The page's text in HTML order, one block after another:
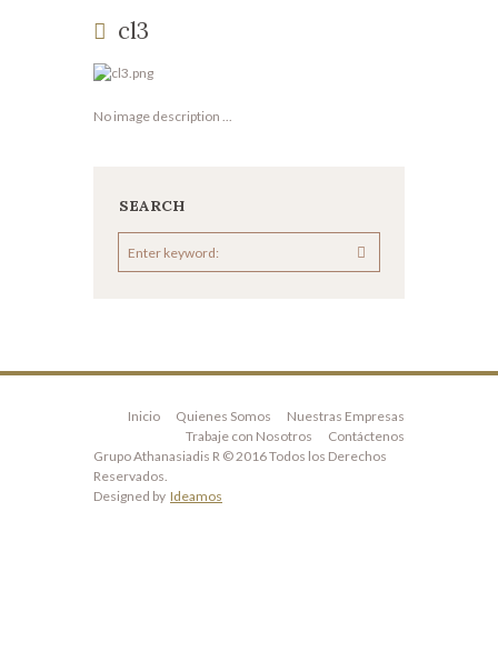
cl3
No image description ...
SEARCH
Inicio Quienes Somos
Nuestras Empresas
Trabaje con Nosotros
Contáctenos
Grupo Athanasiadis R © 2016 Todos los Derechos
Reservados.
Designed by Ideamos